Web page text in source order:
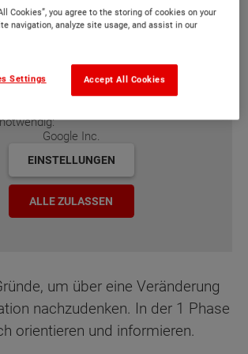
& informieren
dieses Videos ist eine Zustimmung für
Google Inc.
EINSTELLUNGEN
ALLE ZULASSEN
um über eine Veränderung
nachzudenken. In der 1 Phase
orientieren und informieren.
Cookies”, you agree to the storing of cookies on your
navigation, analyze site usage, and assist in our
Accept All Cookies
Settings